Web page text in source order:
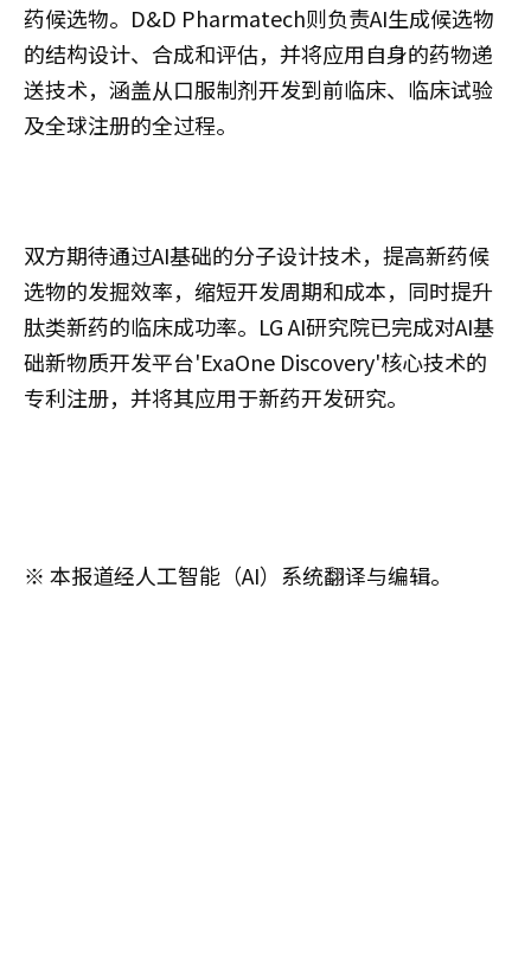
药候选物。D&D Pharmatech则负责AI生成候选物
的结构设计、合成和评估，并将应用自身的药物递
送技术，涵盖从口服制剂开发到前临床、临床试验
及全球注册的全过程。
双方期待通过AI基础的分子设计技术，提高新药候
选物的发掘效率，缩短开发周期和成本，同时提升
肽类新药的临床成功率。LG AI研究院已完成对AI基
础新物质开发平台'ExaOne Discovery'核心技术的
专利注册，并将其应用于新药开发研究。
※ 本报道经人工智能（AI）系统翻译与编辑。